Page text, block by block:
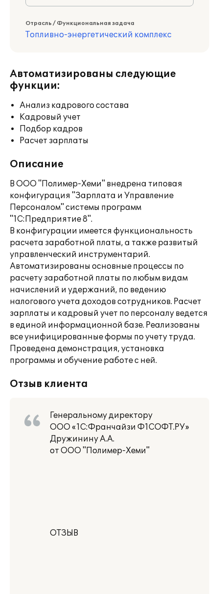
Отрасль / Функциональная задача
Топливно-энергетический комплекс
Автоматизированы следующие
функции:
Анализ кадрового состава
Кадровый учет
Подбор кадров
Расчет зарплаты
Описание
В ООО "Полимер-Хеми" внедрена типовая
конфигурация "Зарплата и Управление
Персоналом" системы программ
"1С:Предприятие 8".
В конфигурации имеется функциональность
расчета заработной платы, а также развитый
управленческий инструментарий.
Автоматизированы основные процессы по
расчету заработной платы по любым видам
начислений и удержаний, по ведению
налогового учета доходов сотрудников. Расчет
зарплаты и кадровый учет по персоналу ведется
в единой информационной базе. Реализованы
все унифицированные формы по учету труда.
Проведена демонстрация, установка
программы и обучение работе с ней.
Отзыв клиента
Генеральному директору
ООО «1C:Франчайзи Ф1СОФТ.РУ»
Дружинину А.А.
от ООО "Полимер-Хеми"
ОТЗЫВ